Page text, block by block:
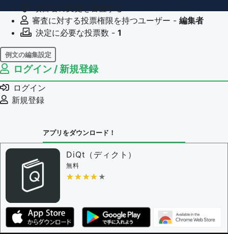
審査に対する投票権限を持つユーザー - 編集者
決定に必要な投票数 - 1
例文の編集設定
例文の編集権限を持つユーザー -
例文の削除を審査する
審査に対する投票権限を持つユーザー -
決定に必要な投票数 -
問題の編集権限を持つユーザー -すべてのユーザー
審査に対する投票権限を持つユーザー -
決定に必要な投票数 -
編集ガイドライン
ログイン / 新規登録
ログイン
新規登録
アプリをダウンロード！
DiQt（ディクト）
無料
★★★★★
★★★★★